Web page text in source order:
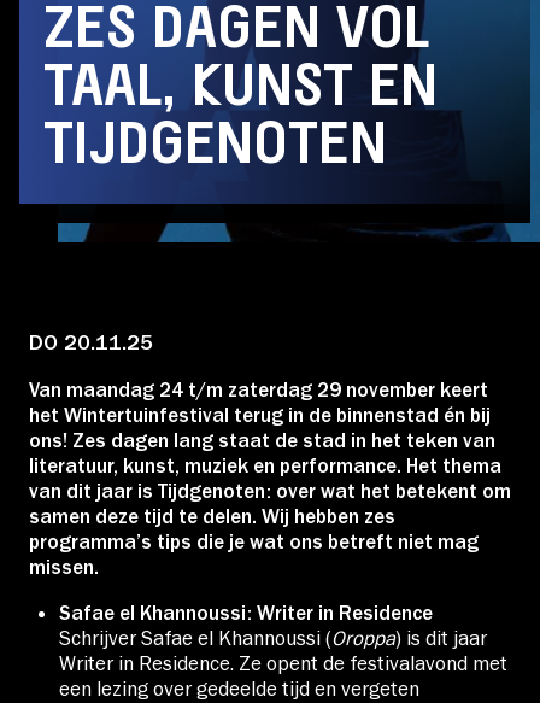
Bezoekersinformatie
Educatie
Nieuws
Account
Volg ons op:
ZES DAGEN VOL
TAAL, KUNST EN
TIJDGENOTEN
DO 20.11.25
Van maandag 24 t/m zaterdag 29 november keert
het Wintertuinfestival terug in de binnenstad én bij
ons! Zes dagen lang staat de stad in het teken van
literatuur, kunst, muziek en performance. Het thema
van dit jaar is Tijdgenoten: over wat het betekent om
samen deze tijd te delen. Wij hebben zes
programma’s tips die je wat ons betreft niet mag
missen.
Safae el Khannoussi: Writer in Residence
Schrijver Safae el Khannoussi (Oroppa) is dit jaar
Writer in Residence. Ze opent de festivalavond met
een lezing over gedeelde tijd en vergeten